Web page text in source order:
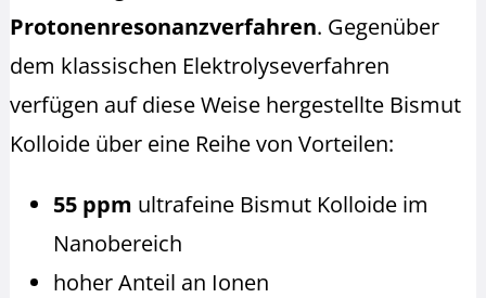
Protonenresonanzverfahren. Gegenüber
dem klassischen Elektrolyseverfahren
verfügen auf diese Weise hergestellte Bismut
Kolloide über eine Reihe von Vorteilen:
55 ppm ultrafeine Bismut Kolloide im
Nanobereich
hoher Anteil an Ionen